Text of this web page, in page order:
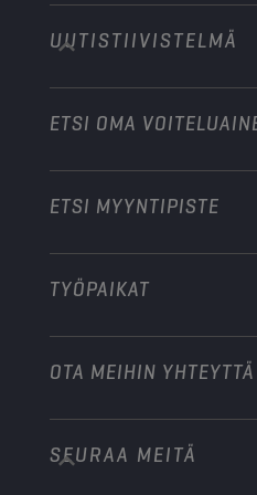
Moottoripyörät ja
Teollisuuskoneet
Veneet
Technology
Moottoriurheilualan
Henkilöautot
Moottoripyörät
Raskas kalusto
UUTISTIIVISTELMÄ
ETSI OMA
ETSI MYYNTIPISTE
TYÖPAIKAT
OTA MEIHIN YHTEYTTÄ
info@championlubes.com
SEURAA MEITÄ